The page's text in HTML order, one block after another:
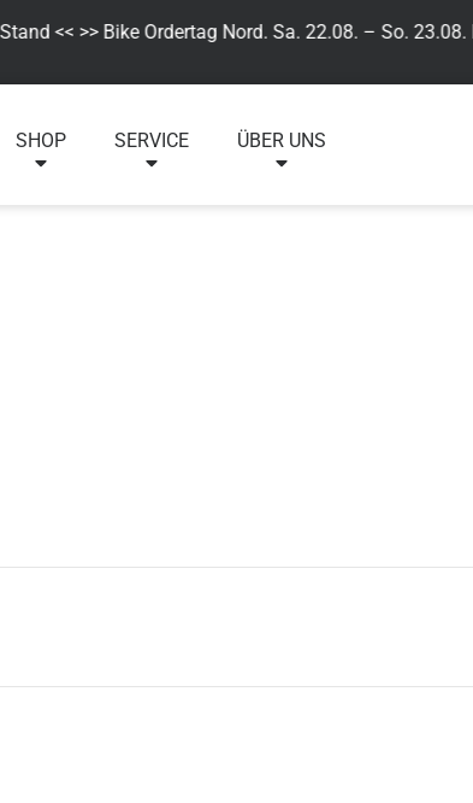
>> Bike Ordertag Nord. Sa. 22.08. – So. 23.08.
SHOP SERVICE ÜBER UNS